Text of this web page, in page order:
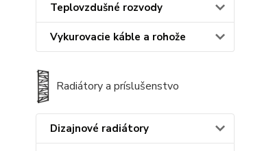
Teplovzdušné rozvody
Vykurovacie káble a rohože
Radiátory a príslušenstvo
Dizajnové radiátory